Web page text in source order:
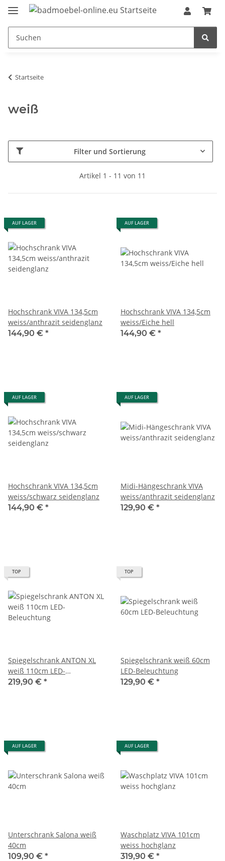
Startseite
weiß
Filter und Sortierung
Artikel 1 - 11 von 11
AUF LAGER
Hochschrank VIVA 134,5cm
weiss/anthrazit seidenglanz
144,90 € *
AUF LAGER
Hochschrank VIVA 134,5cm
weiss/Eiche hell
144,90 € *
AUF LAGER
Hochschrank VIVA 134,5cm
weiss/schwarz seidenglanz
144,90 € *
AUF LAGER
Midi-Hängeschrank VIVA
weiss/anthrazit seidenglanz
129,90 € *
TOP
Spiegelschrank ANTON XL
weiß 110cm LED-
Beleuchtung
219,90 € *
TOP
Spiegelschrank weiß 60cm
LED-Beleuchtung
129,90 € *
AUF LAGER
Unterschrank Salona weiß
40cm
109,90 € *
AUF LAGER
Waschplatz VIVA 101cm
weiss hochglanz
319,90 € *